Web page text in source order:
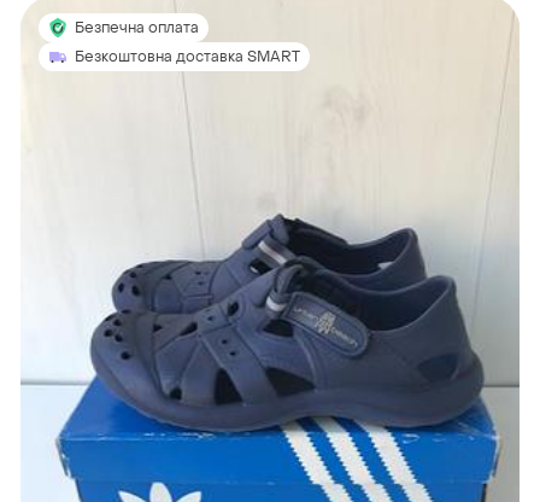
Безпечна оплата
Безкоштовна доставка SMART